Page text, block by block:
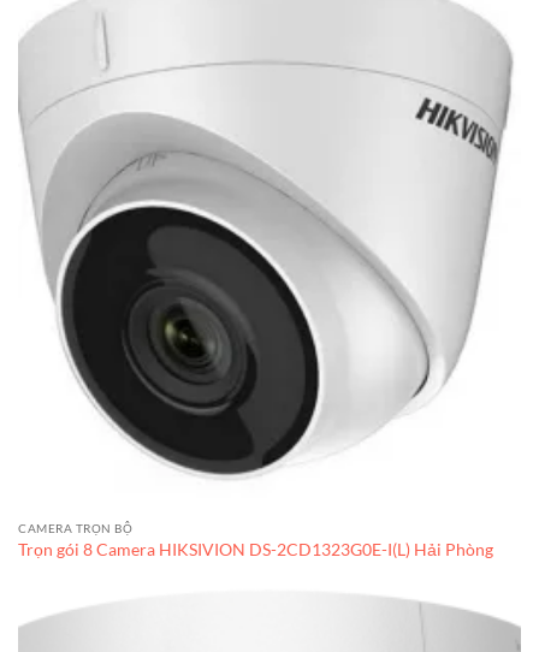
CAMERA TRỌN BỘ
Trọn gói 8 Camera HIKSIVION DS-2CD1323G0E-I(L) Hải Phòng